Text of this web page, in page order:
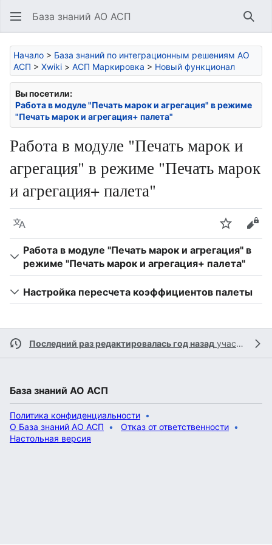
База знаний АО АСП
Начало > База знаний по интеграционным решениям АО
АСП > Xwiki > АСП Маркировка > Новый функционал
Вы посетили:
Работа в модуле "Печать марок и агрегация" в режиме
"Печать марок и агрегация+ палета"
Работа в модуле "Печать марок и
агрегация" в режиме "Печать марок
и агрегация+ палета"
Язык Следить
Работа в модуле "Печать марок и агрегация" в
режиме "Печать марок и агрегация+ палета"
Настройка пересчета коэффициентов палеты
Последний раз редактировалась год назад участником
База знаний АО АСП
Политика конфиденциальности
О База знаний АО АСП
Отказ от ответственности
Настольная версия